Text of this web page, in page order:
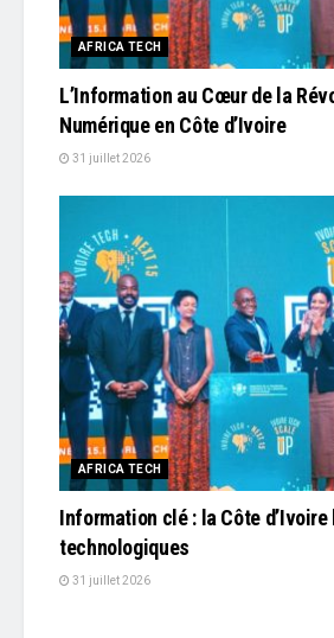
AFRICA TECH
L’Information au Cœur de la
Numérique en Côte d’Ivoire
31 juillet 2026
AFRICA TECH
Information clé : la Côte
technologiques
31 juillet 2026